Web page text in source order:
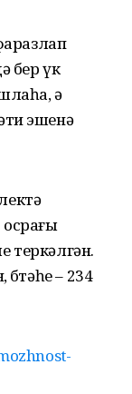
бер үк
ә
эшенә
теркәлгән.
– 234